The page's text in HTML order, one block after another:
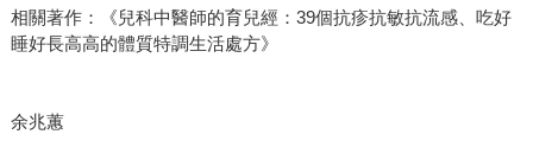
相關著作：《兒科中醫師的育兒經：39個抗疹抗敏抗流感、吃好
睡好長高高的體質特調生活處方》
余兆蕙